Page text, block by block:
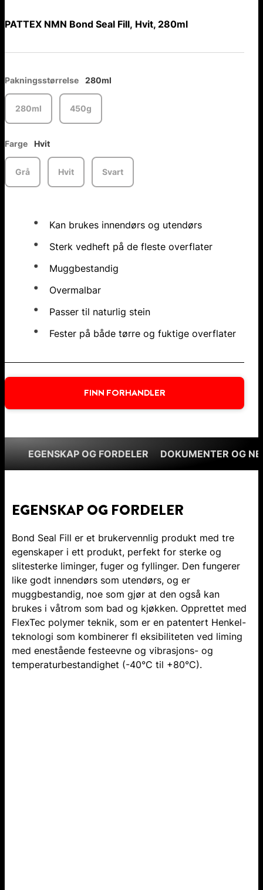
PATTEX NMN Bond Seal Fill, Hvit, 280ml
Pakningsstørrelse 280ml
280ml 450g
Farge Hvit
Grå Hvit Svart
Kan brukes innendørs og utendørs
Sterk vedheft på de fleste overflater
Muggbestandig
Overmalbar
Passer til naturlig stein
Fester på både tørre og fuktige overflater
FINN FORHANDLER
EGENSKAP OG FORDELER DOKUMENTER OG
EGENSKAP OG FORDELER
Bond Seal Fill er et brukervennlig produkt med tre
egenskaper i ett produkt, perfekt for sterke og
slitesterke liminger, fuger og fyllinger. Den fungerer
like godt innendørs som utendørs, og er
muggbestandig, noe som gjør at den også kan
brukes i våtrom som bad og kjøkken. Opprettet med
FlexTec polymer teknik, som er en patentert Henkel-
teknologi som kombinerer fl eksibiliteten ved liming
med enestående festeevne og vibrasjons- og
temperaturbestandighet (-40°C til +80°C).